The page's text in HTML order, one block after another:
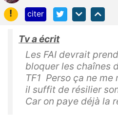
!
citer
Tv a écrit
Les FAI devrait
bloquer les chaînes
TF1 Perso ça ne
il suffit de résilier
Car on paye déjà la